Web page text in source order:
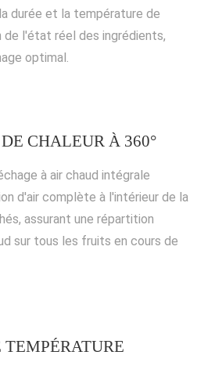
durée et la température de
l'état réel des ingrédients,
optimal.
CHALEUR À 360°
à air chaud intégrale
d'air complète à l'intérieur de la
assurant une répartition
sur tous les fruits en cours de